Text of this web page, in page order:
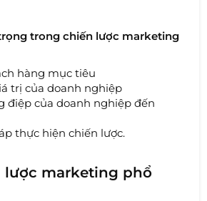
trong chiến lược marketing
hàng mục tiêu
trị của doanh nghiệp
điệp của doanh nghiệp đến
thực hiện chiến lược.
lược marketing phổ